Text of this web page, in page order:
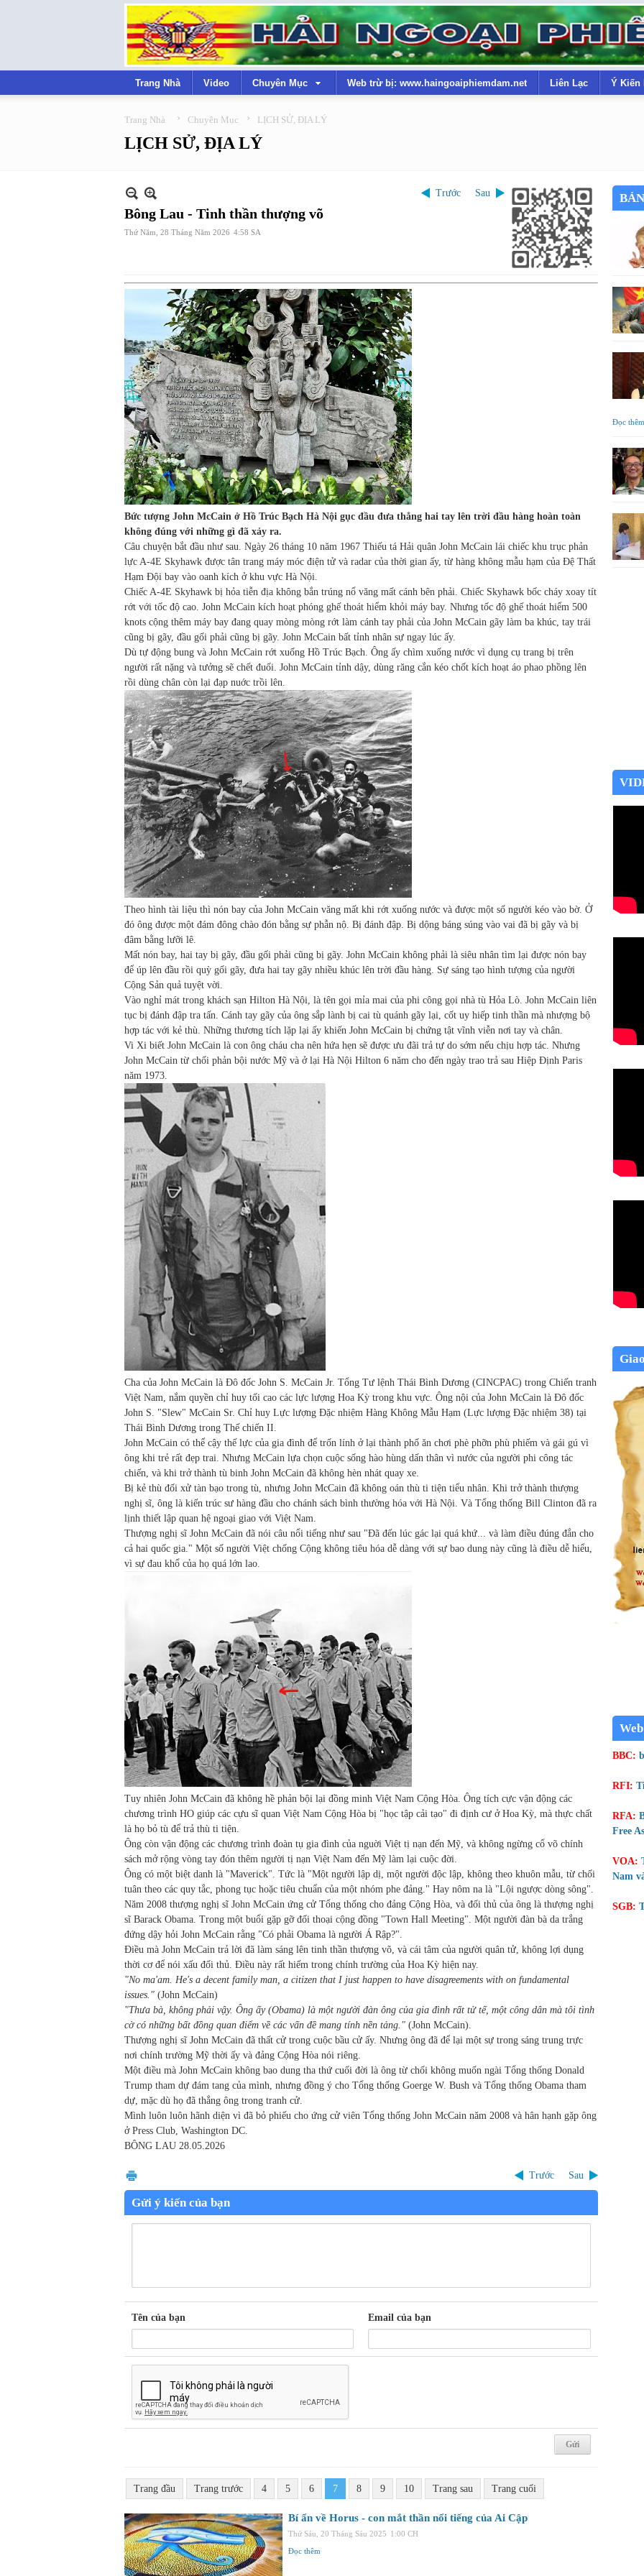
Trang Nhà Video Chuyên Mục Web trừ bị: www.haingoaiphiemdam.net Liên Lạc Ý Kiến
Trang Nhà › Chuyên Mục › LỊCH SỬ, ĐỊA LÝ
LỊCH SỬ, ĐỊA LÝ
Trước Sau
Bông Lau - Tinh thần thượng võ
Thứ Năm, 28 Tháng Năm 2026 4:58 SA
Bức tượng John McCain ở Hồ Trúc Bạch Hà Nội gục đầu đưa thẳng hai tay lên trời đầu hàng hoàn toàn
không đúng với những gì đã xảy ra.
Câu chuyện bắt đầu như sau. Ngày 26 tháng 10 năm 1967 Thiếu tá Hải quân John McCain lái chiếc khu trục phản
lực A-4E Skyhawk được tân trang máy móc điện tử và radar của thời gian ấy, từ hàng không mẫu hạm của Đệ Thất
Hạm Đội bay vào oanh kích ở khu vực Hà Nội.
Chiếc A-4E Skyhawk bị hỏa tiễn địa không bắn trúng nổ văng mất cánh bên phải. Chiếc Skyhawk bốc cháy xoay tít
rớt với tốc độ cao. John McCain kích hoạt phóng ghế thoát hiểm khỏi máy bay. Nhưng tốc độ ghế thoát hiểm 500
knots cộng thêm máy bay đang quay mòng mòng rớt làm cánh tay phải của John McCain gãy làm ba khúc, tay trái
cũng bị gãy, đầu gối phải cũng bị gãy. John McCain bất tỉnh nhân sự ngay lúc ấy.
Dù tự động bung và John McCain rớt xuống Hồ Trúc Bạch. Ông ấy chìm xuống nước vì dụng cụ trang bị trên
người rất nặng và tưởng sẽ chết đuối. John McCain tỉnh dậy, dùng răng cắn kéo chốt kích hoạt áo phao phồng lên
rồi dùng chân còn lại đạp nuớc trồi lên.
Theo hình tài liệu thì nón bay của John McCain văng mất khi rớt xuống nước và được một số người kéo vào bờ. Ở
đó ông được một đám đông chào đón bằng sự phẫn nộ. Bị đánh đập. Bị dộng báng súng vào vai đã bị gãy và bị
đâm bằng lưỡi lê.
Mất nón bay, hai tay bị gãy, đầu gối phải cũng bị gãy. John McCain không phải là siêu nhân tìm lại được nón bay
để úp lên đầu rồi quỳ gối gãy, đưa hai tay gãy nhiều khúc lên trời đầu hàng. Sự sáng tạo hình tượng của người
Cộng Sản quả tuyệt vời.
Vào nghỉ mát trong khách sạn Hilton Hà Nội, là tên gọi mỉa mai của phi công gọi nhà tù Hỏa Lò. John McCain liên
tục bị đánh đập tra tấn. Cánh tay gãy của ông sắp lành bị cai tù quánh gãy lại, cốt uy hiếp tinh thần mà nhượng bộ
hợp tác với kẻ thù. Những thương tích lặp lại ấy khiến John McCain bị chứng tật vĩnh viễn nơi tay và chân.
Vi Xi biết John McCain là con ông cháu cha nên hứa hẹn sẽ được ưu đãi trả tự do sớm nếu chịu hợp tác. Nhưng
John McCain từ chối phản bội nước Mỹ và ở lại Hà Nội Hilton 6 năm cho đến ngày trao trả sau Hiệp Định Paris
năm 1973.
Cha của John McCain là Đô đốc John S. McCain Jr. Tổng Tư lệnh Thái Bình Dương (CINCPAC) trong Chiến tranh
Việt Nam, nắm quyền chỉ huy tối cao các lực lượng Hoa Kỳ trong khu vực. Ông nội của John McCain là Đô đốc
John S. "Slew" McCain Sr. Chỉ huy Lực lượng Đặc nhiệm Hàng Không Mẫu Hạm (Lực lượng Đặc nhiệm 38) tại
Thái Bình Dương trong Thế chiến II.
John McCain có thể cậy thế lực của gia đình để trốn lính ở lại thành phố ăn chơi phè phỡn phù phiếm và gái gú vì
ông khi trẻ rất đẹp trai. Nhưng McCain lựa chọn cuộc sống hào hùng dấn thân vì nước của người phi công tác
chiến, và khi trở thành tù binh John McCain đã không hèn nhát quay xe.
Bị kẻ thù đối xử tàn bạo trong tù, nhưng John McCain đã không oán thù ti tiện tiểu nhân. Khi trở thành thượng
nghị sĩ, ông là kiến trúc sư hàng đầu cho chánh sách bình thường hóa với Hà Nội. Và Tổng thống Bill Clinton đã ra
lịnh thiết lập quan hệ ngoại giao với Việt Nam.
Thượng nghị sĩ John McCain đã nói câu nổi tiếng như sau "Đã đến lúc gác lại quá khứ... và làm điều đúng đắn cho
cả hai quốc gia." Một số người Việt chống Cộng không tiêu hóa dễ dàng với sự bao dung này cũng là điều dễ hiểu,
vì sự đau khổ của họ quá lớn lao.
Tuy nhiên John McCain đã không hề phản bội lại đồng minh Việt Nam Cộng Hòa. Ông tích cực vận động các
chương trình HO giúp các cựu sĩ quan Việt Nam Cộng Hòa bị "học tập cải tạo" đi định cư ở Hoa Kỳ, mà thực chất
là họ bỏ tù để trả thù ti tiện.
Ông còn vận động các chương trình đoàn tụ gia đình của nguời Việt tị nạn đến Mỹ, và không ngừng cổ võ chính
sách mở rộng vòng tay đón thêm người tị nạn Việt Nam đến Mỹ làm lại cuộc đời.
Ông có một biệt danh là "Maverick". Tức là "Một người lập dị, một người độc lập, không theo khuôn mẫu, từ chối
tuân theo các quy tắc, phong tục hoặc tiêu chuẩn của một nhóm phe đảng." Hay nôm na là "Lội ngược dòng sông".
Năm 2008 thượng nghị sĩ John McCain ứng cử Tổng thống cho đảng Cộng Hòa, và đối thủ của ông là thượng nghị
sĩ Barack Obama. Trong một buổi gặp gỡ đối thoại cộng đồng "Town Hall Meeting". Một người đàn bà da trắng
đứng dậy hỏi John McCain rằng "Có phải Obama là người Á Rập?".
Điều mà John McCain trả lời đã làm sáng lên tinh thần thượng võ, và cái tâm của người quân tử, không lợi dụng
thời cơ để nói xấu đối thủ. Điều này rất hiếm trong chính trường của Hoa Kỳ hiện nay.
"No ma'am. He's a decent family man, a citizen that I just happen to have disagreements with on fundamental
issues." (John McCain)
"Thưa bà, không phải vậy. Ông ấy (Obama) là một người đàn ông của gia đình rất tử tế, một công dân mà tôi tình
cờ có những bất đồng quan điểm về các vấn đề mang tính nền tảng." (John McCain).
Thượng nghị sĩ John McCain đã thất cử trong cuộc bầu cử ấy. Nhưng ông đã để lại một sự trong sáng trung trực
nơi chính trường Mỹ thời ấy và đảng Cộng Hòa nói riêng.
Một điều mà John McCain không bao dung tha thứ cuối đời là ông từ chối không muốn ngài Tổng thống Donald
Trump tham dự đám tang của mình, nhưng đồng ý cho Tổng thống Goerge W. Bush và Tổng thống Obama tham
dự, mặc dù họ đã thắng ông trong tranh cử.
Mình luôn luôn hãnh diện vì đã bỏ phiếu cho ứng cử viên Tổng thống John McCain năm 2008 và hân hạnh gặp ông
ở Press Club, Washington DC.
BÔNG LAU 28.05.2026
Trước Sau
Gửi ý kiến của bạn
Tên của bạn Email của bạn
Trang đầu Trang trước 4 5 6 7 8 9 10 Trang sau Trang cuối
Bí ẩn về Horus - con mắt thần nổi tiếng của Ai Cập
Thứ Sáu, 20 Tháng Sáu 2025 1:00 CH
Đọc thêm
Đọc thêm
BBC:
RFI:
RFA:
Free
VOA:
Nam
SGB: